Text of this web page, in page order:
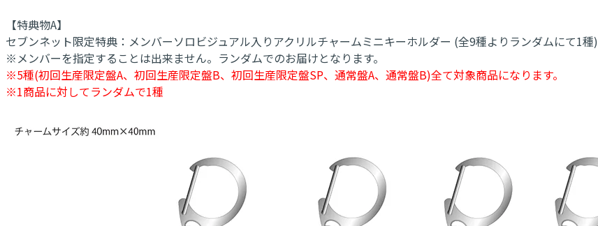
【特典物A】
セブンネット限定特典：メンバーソロビジュアル入りアクリルチャームミニキーホルダー (全9種よりランダムにて1種)
※メンバーを指定することは出来ません。ランダムでのお届けとなります。
※5種(初回生産限定盤A、初回生産限定盤B、初回生産限定盤SP、通常盤A、通常盤B)全て対象商品になります。
※1商品に対してランダムで1種